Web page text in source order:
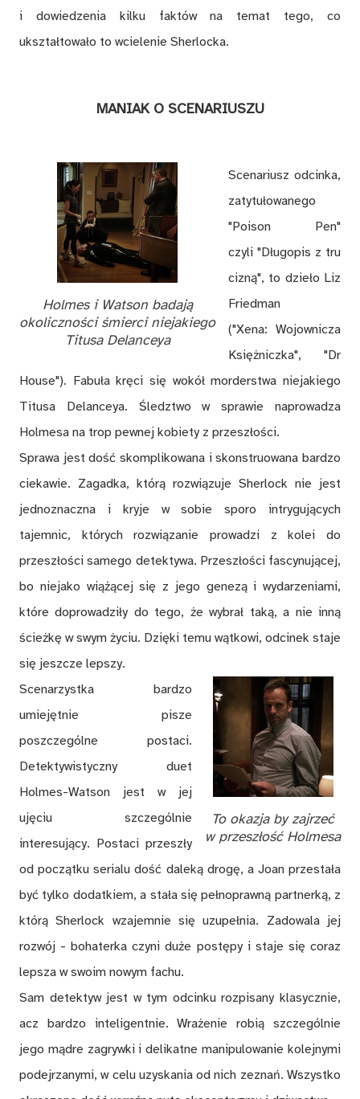
i dowiedzenia kilku faktów na temat tego, co
ukształtowało to wcielenie Sherlocka.
MANIAK O SCENARIUSZU
Holmes i Watson badają
okoliczności śmierci niejakiego
Titusa Delanceya
Scenariusz odcinka,
zatytułowanego
"Poison Pen"
czyli "Długopis z tru
cizną", to dzieło Liz
Friedman
("Xena: Wojownicza
Księżniczka", "Dr
House"). Fabuła kręci się wokół morderstwa niejakiego
Titusa Delanceya. Śledztwo w sprawie naprowadza
Holmesa na trop pewnej kobiety z przeszłości.
Sprawa jest dość skomplikowana i skonstruowana bardzo
ciekawie. Zagadka, którą rozwiązuje Sherlock nie jest
jednoznaczna i kryje w sobie sporo intrygujących
tajemnic, których rozwiązanie prowadzi z kolei do
przeszłości samego detektywa. Przeszłości fascynującej,
bo niejako wiążącej się z jego genezą i wydarzeniami,
które doprowadziły do tego, że wybrał taką, a nie inną
ścieżkę w swym życiu. Dzięki temu wątkowi, odcinek staje
się jeszcze lepszy.
To okazja by zajrzeć
w przeszłość Holmesa
Scenarzystka bardzo
umiejętnie pisze
poszczególne postaci.
Detektywistyczny duet
Holmes-Watson jest w jej
ujęciu szczególnie
interesujący. Postaci przeszły
od początku serialu dość daleką drogę, a Joan przestała
być tylko dodatkiem, a stała się pełnoprawną partnerką, z
którą Sherlock wzajemnie się uzupełnia. Zadowala jej
rozwój - bohaterka czyni duże postępy i staje się coraz
lepsza w swoim nowym fachu.
Sam detektyw jest w tym odcinku rozpisany klasycznie,
acz bardzo inteligentnie. Wrażenie robią szczególnie
jego mądre zagrywki i delikatne manipulowanie kolejnymi
podejrzanymi, w celu uzyskania od nich zeznań. Wszystko